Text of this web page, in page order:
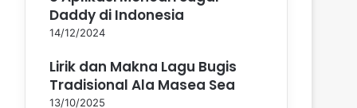
Daddy di Indonesia
14/12/2024
Lirik dan Makna Lagu Bugis
Tradisional Ala Masea Sea
13/10/2025